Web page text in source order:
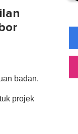
badan.
projek